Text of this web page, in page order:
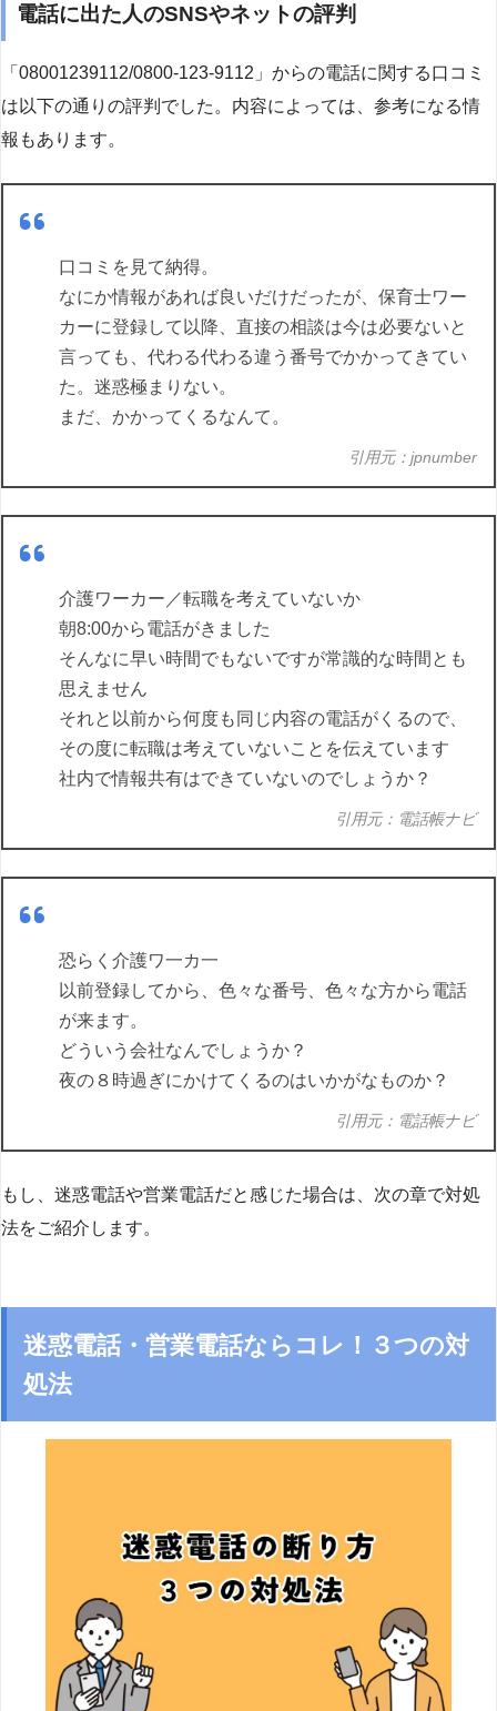
電話に出た人のSNSやネットの評判
「08001239112/0800-123-9112」からの電話に関する口コミ
は以下の通りの評判でした。内容によっては、参考になる情
報もあります。
口コミを見て納得。
なにか情報があれば良いだけだったが、保育士ワー
カーに登録して以降、直接の相談は今は必要ないと
言っても、代わる代わる違う番号でかかってきてい
た。迷惑極まりない。
まだ、かかってくるなんて。
引用元：jpnumber
介護ワーカー／転職を考えていないか
朝8:00から電話がきました
そんなに早い時間でもないですが常識的な時間とも
思えません
それと以前から何度も同じ内容の電話がくるので、
その度に転職は考えていないことを伝えています
社内で情報共有はできていないのでしょうか？
引用元：電話帳ナビ
恐らく介護ワ一カ一
以前登録してから、色々な番号、色々な方から電話
が来ます。
どういう会社なんでしょうか？
夜の８時過ぎにかけてくるのはいかがなものか？
引用元：電話帳ナビ
もし、迷惑電話や営業電話だと感じた場合は、次の章で対処
法をご紹介します。
迷惑電話・営業電話ならコレ！３つの対
処法